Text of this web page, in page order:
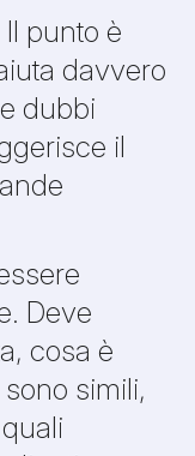
punto è
davvero
dubbi
il
Deve
cosa è
simili,